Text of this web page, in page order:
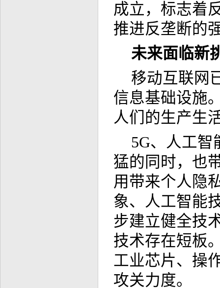
成立，标志着
推进反垄断的
未来面临新
移动互联网
信息基础设施
人们的生产生
5G、人工智
猛的同时，也
用带来个人隐
象、人工智能
步建立健全技
技术存在短板
工业芯片、操
攻关力度。